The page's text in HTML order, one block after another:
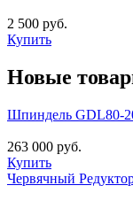
2 500 руб.
Купить
Новые
Шпиндель GDL80-
263 000 руб.
Купить
Червячный